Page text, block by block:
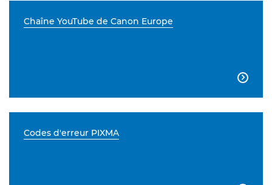
Chaîne YouTube de Canon Europe

Codes d'erreur PIXMA